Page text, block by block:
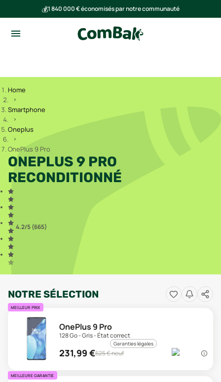
💰1 840 000 € économisés par notre communauté
Home
Smartphone
Oneplus
OnePlus 9 Pro
ONEPLUS 9 PRO
RECONDITIONNÉ
4.2/5 (665)
NOTRE SÉLECTION
MEILLEUR PRIX
OnePlus 9 Pro
128 Go - Gris - État correct
Garanties légales
231,99 €625€ neuf
MEILLEURE GARANTIE